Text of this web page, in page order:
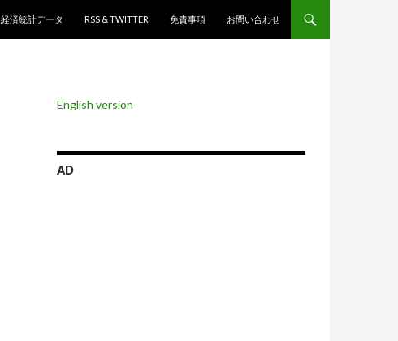
経済統計データ
RSS & TWITTER 免責事項 お問い合わせ
English version
AD